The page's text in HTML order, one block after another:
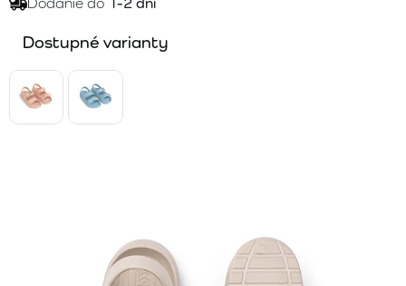
Dostupné varianty